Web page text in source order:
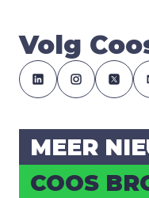
Volg
MEER
COOS